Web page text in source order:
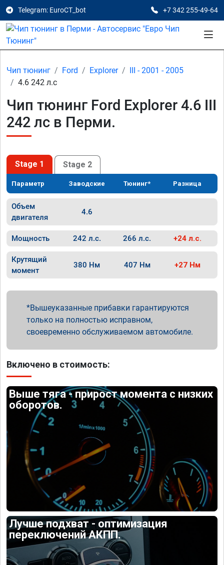
Telegram: EuroCT_bot +7 342 255-49-64
Чип тюнинг Ford Explorer
III - 2001 - 2005
4.6 242 л.с
Чип тюнинг Ford Explorer 4.6 III
242 лс в Перми.
Stage 1 Stage 2
Параметр Заводские Тюнинг* Разница
Объем
двигателя
4.6
Мощность 242 л.с. 266 л.с. +24 л.с.
Крутящий
момент
380 Нм 407 Нм +27 Нм
Вышеуказанные прибавки гарантируются
только на полностью исправном,
своевременно обслуживаемом автомобиле.
Включено в стоимость:
Выше тяга - прирост момента с низких
оборотов.
Лучше подхват - оптимизация
переключений АКПП.